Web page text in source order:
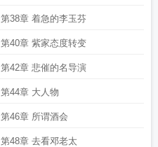
第38章 着急的李玉芬
第40章 紫家态度转变
第42章 悲催的名导演
第44章 大人物
第46章 所谓酒会
第48章 去看邓老太